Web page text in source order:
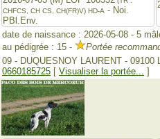
CHFCS, CH CS, CH(FR)V) HD-A - Noi.
PBl.Env.
date de naissance : 2026-05-08 - 5
au pédigrée : 15 -
Portée
09 - DUQUESNOY LAURENT - 09100
0660185725 [ Visualiser la portée... ]